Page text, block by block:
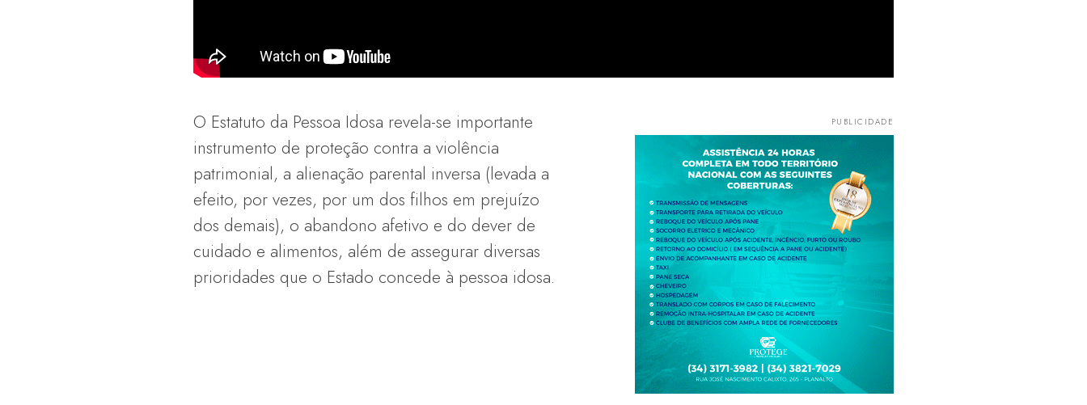
O Estatuto da Pessoa Idosa revela-se importante
instrumento de proteção contra a violência
patrimonial, a alienação parental inversa (levada a
efeito, por vezes, por um dos filhos em prejuízo
dos demais), o abandono afetivo e do dever de
cuidado e alimentos, além de assegurar diversas
prioridades que o Estado concede à pessoa idosa.